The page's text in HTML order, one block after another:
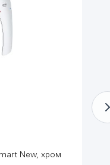
New, хром